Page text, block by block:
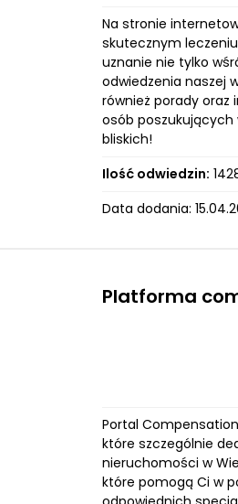
Na stronie
skutecznym
uznanie nie tylko
odwiedzenia naszej
również porady
osób poszukujących
bliskich!
Ilość odwiedzin:
Data dodania:
Platforma
Portal
które szczególnie
nieruchomości w
które pomogą Ci w